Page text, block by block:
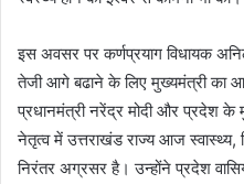
इस अवसर पर कर्णप्रयाग विधायक
तेजी आगे बढाने के लिए मुख्यमंत्री का
प्रधानमंत्री नरेंद्र मोदी और प्रदेश
नेतृत्व में उत्तराखंड राज्य आज स्वास्थ्य,
निरंतर अग्रसर है। उन्होंने प्रदेश